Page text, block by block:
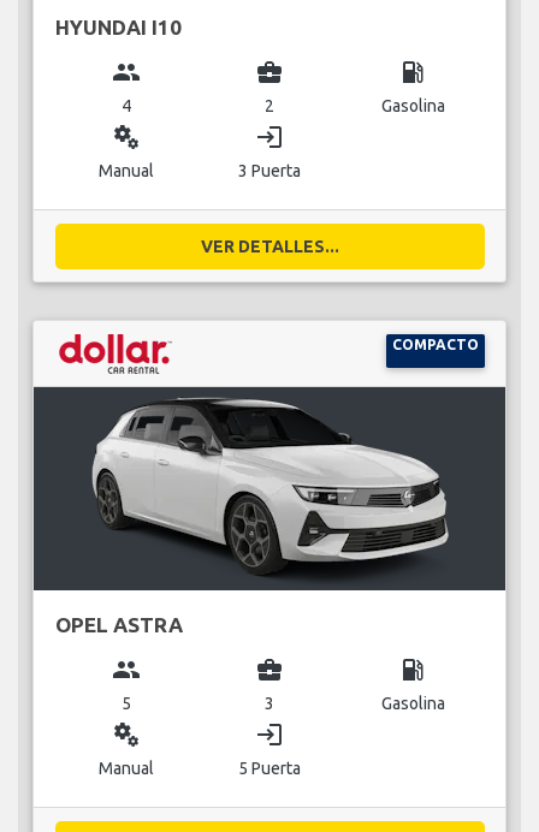
HYUNDAI I10
group
4
business_center
2
local_gas_station
Gasolina
miscellaneous_services
Manual
login
3 Puerta
VER DETALLES...
COMPACTO
OPEL ASTRA
group
5
business_center
3
local_gas_station
Gasolina
miscellaneous_services
Manual
login
5 Puerta